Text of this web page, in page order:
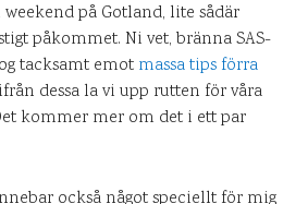
på Gotland, lite sådär
påkommet. Ni vet, bränna SAS-
tacksamt emot massa tips förra
dessa la vi upp rutten för våra
kommer mer om det i ett par